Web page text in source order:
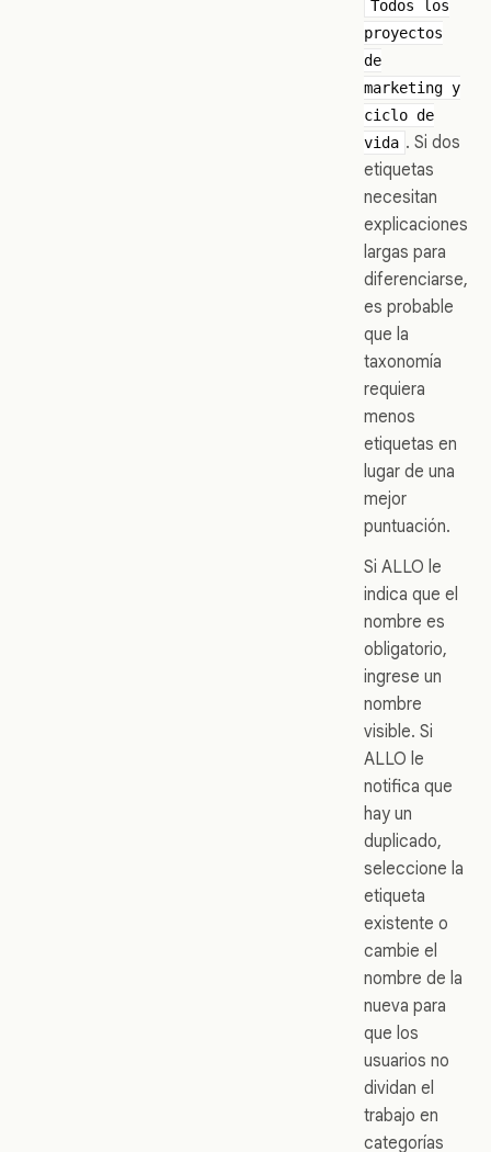
Todos los
proyectos
de
marketing y
ciclo de
vida . Si dos
etiquetas
necesitan
explicaciones
largas para
diferenciarse,
es probable
que la
taxonomía
requiera
menos
etiquetas en
lugar de una
mejor
puntuación.
Si ALLO le
indica que el
nombre es
obligatorio,
ingrese un
nombre
visible. Si
ALLO le
notifica que
hay un
duplicado,
seleccione la
etiqueta
existente o
cambie el
nombre de la
nueva para
que los
usuarios no
dividan el
trabajo en
categorías